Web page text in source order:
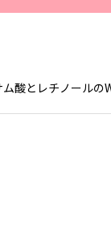
酸とレチノールの